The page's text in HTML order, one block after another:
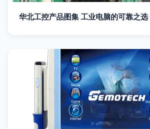
华北工控产品图集 工业电脑的可靠之选